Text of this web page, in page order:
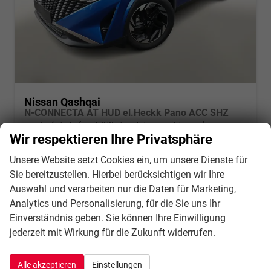
Nissan Qashqai
N-CONNECTA AT HUD el.Heckk Pano ACC SHZ
unverbindliche Lieferzeit:3 Wochen Fahrzeug mit Tageszulassung
135577
Automatik
Kraftstoff
Benzin Außenfarbe Magnetic blue Metallic
Leistung 116 kW (158 PS) Kilometerstand 10 km
30.03.2026
30.148,– €
incl. 21% MwSt.
Details
CO2-Klasse: E
CO -Emissionen:144,00 g/km
Wir respektieren Ihre Privatsphäre
Unsere Website setzt Cookies ein, um unsere Dienste für
Sie bereitzustellen. Hierbei berücksichtigen wir Ihre
Auswahl und verarbeiten nur die Daten für Marketing,
Analytics und Personalisierung, für die Sie uns Ihr
Einverständnis geben. Sie können Ihre Einwilligung
jederzeit mit Wirkung für die Zukunft widerrufen.
Alle akzeptieren Einstellungen